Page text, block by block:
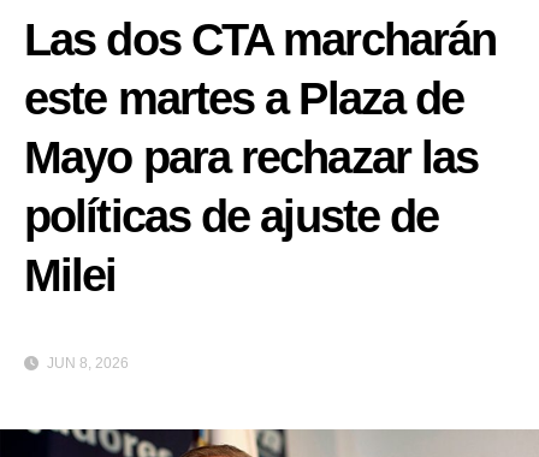
Las dos CTA marcharán
este martes a Plaza de
Mayo para rechazar las
políticas de ajuste de
Milei
JUN 8, 2026